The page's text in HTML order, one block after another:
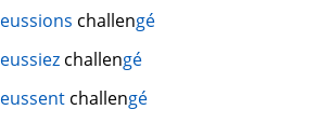
eussions challengé
eussiez challengé
eussent challengé